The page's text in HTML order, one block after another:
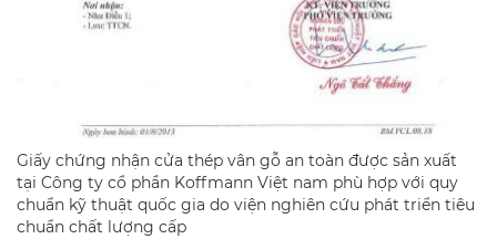
Giấy chứng nhận cửa thép vân gỗ an toàn được sản xuất
tại Công ty cổ phần Koffmann Việt nam phù hợp với quy
chuẩn kỹ thuật quốc gia do viện nghiên cứu phát triển tiêu
chuẩn chất lượng cấp